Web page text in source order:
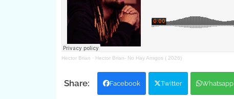
Hector Brian · Hector Brian- No Hay Amigos ( 2026)
Facebook Twitter Whatsapp